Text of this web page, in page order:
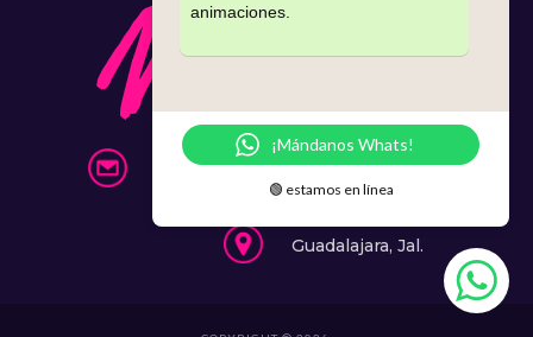
info@morita.mx
331 397 87 40
Guadalajara, Jal.
animaciones.
¡Mándanos Whats!
🟢 estamos en línea